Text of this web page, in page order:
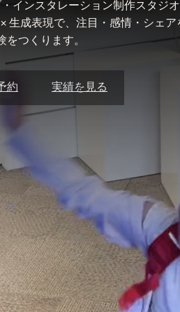
インスタレーション制作スタジ
生成表現で、注目・感情・シェア
をつくります。
約 実績を見る